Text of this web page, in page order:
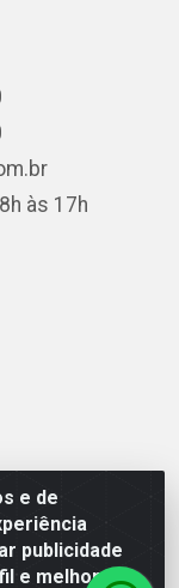
e de
publicidade
e melhorar a
às 17h
4585 – São
000 - CNPJ